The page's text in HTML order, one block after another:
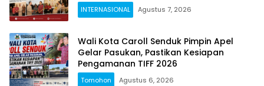
INTERNASIONAL Agustus 7, 2026
Wali Kota Caroll Senduk Pimpin Apel
Gelar Pasukan, Pastikan Kesiapan
Pengamanan TIFF 2026
Tomohon Agustus 6, 2026